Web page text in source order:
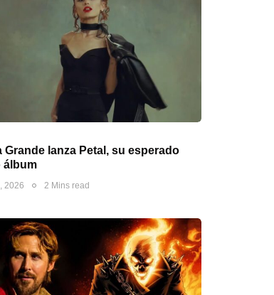
Grande lanza Petal, su esperado
álbum
2026 2 Mins read